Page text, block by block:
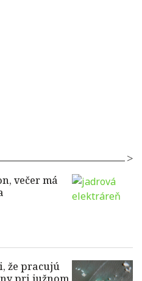
večer má
že pracujú